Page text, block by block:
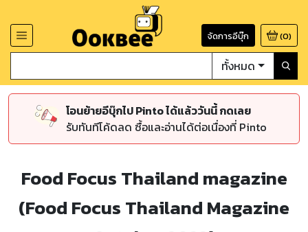
จัดการอีบุ๊ก (0)
ทั้งหมด
โอนย้ายอีบุ๊กไป Pinto ได้แล้ววันนี้ กดเลย
รับทันทีโค้ดลด ซื้อและอ่านได้ต่อเนื่องที่ Pinto
Food Focus Thailand magazine
(Food Focus Thailand Magazine